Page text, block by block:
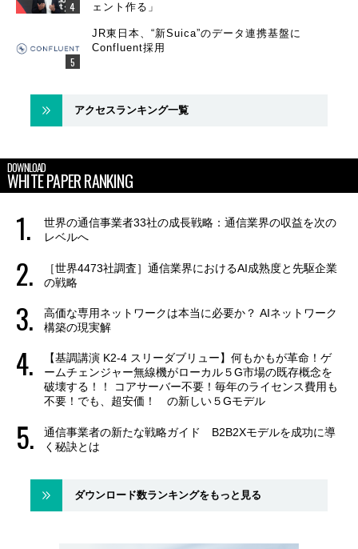
ェント作る」
JR東日本、“新Suica”のデータ連携基盤に
Confluent採用
アクセスランキング一覧
DOWNLOAD
WHITE PAPER RANKING
世界の通信事業者33社の成長戦略：通信業界の収益を次の
レベルへ
［世界4473社調査］通信業界におけるAI成熟度と先駆企業
の戦略
高価な専用ネットワークは本当に必要か？ AIネットワーク
構築の現実解
【基調講演 K2-4 スリーダブリュー】何もかもが革命！ゲ
ームチェンジャー無線機がローカル５G市場の既存概念を
破壊する！！ コアサーバー不要！毎年のライセンス費用も
不要！でも、超安価！ の新しい５Gモデル
通信事業者の新たな戦略ガイド B2B2Xモデルを成功に導
く秘訣とは
ダウンロード数ランキングをもっと見る